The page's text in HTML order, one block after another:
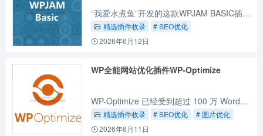
“我爱水煮鱼”开发的这款WPJAM BASIC插件，是一款功能全面的WordPress网站优化插件，本文介绍这款插件的基本功能。
精选插件收录
# SEO优化
2026年6月12日
WP全能网站优化插件WP-Optimize
WP-Optimize 已经受到超过 100 万 WordPress 网站站长的信赖，作为一个综合性的网站优化插件，它可以压缩图片、静态化缓存、优化数据库、压缩合并JS和CSS代码，免费版功能对大部分...
精选插件收录 # SEO优化
# 图片优化
2026年6月11日